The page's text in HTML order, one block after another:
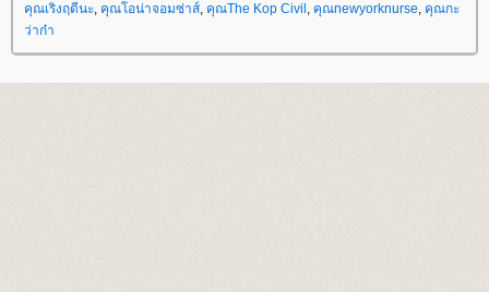
คุณเริงฤดีนะ, คุณโอน่าจอมซ่าส์, คุณThe Kop Civil , คุณnewyorknurse, คุณกะ
ว่าก๋า